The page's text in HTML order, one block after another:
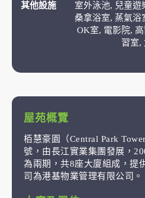
其他設施
室外泳池, 兒童遊
桑拿浴室, 蒸氣浴
OK室, 電影院,
習室,
屋苑概覽
栢慧豪園（Central Park
號，由長江實業集團發展，
為兩期，共8座大廈組成，提
司為港基物業管理有限公司。